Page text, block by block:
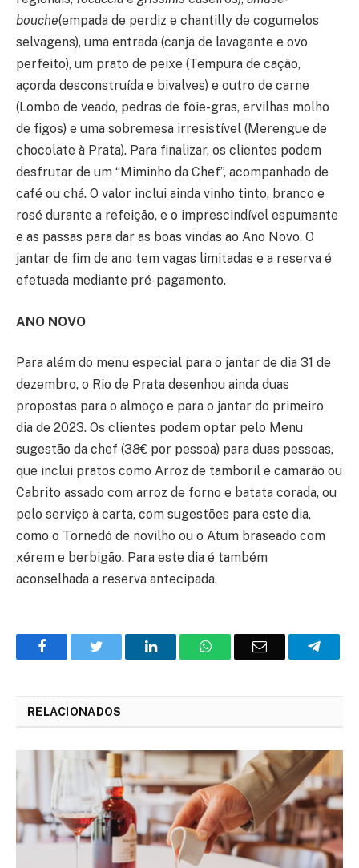
bouche(empada de perdiz e chantilly de cogumelos
selvagens), uma entrada (canja de lavagante e ovo
perfeito), um prato de peixe (Tempura de cação,
açorda desconstruída e bivalves) e outro de carne
(Lombo de veado, pedras de foie-gras, ervilhas molho
de figos) e uma sobremesa irresistível (Merengue de
chocolate à Prata). Para finalizar, os clientes podem
desfrutar de um “Miminho da Chef”, acompanhado de
café ou chá. O valor inclui ainda vinho tinto, branco e
rosé durante a refeição, e o imprescindível espumante
e as passas para dar as boas vindas ao Ano Novo. O
jantar de fim de ano tem vagas limitadas e a reserva é
efetuada mediante pré-pagamento.
ANO NOVO
Para além do menu especial para o jantar de dia 31 de
dezembro, o Rio de Prata desenhou ainda duas
propostas para o almoço e para o jantar do primeiro
dia de 2023. Os clientes podem optar pelo Menu
sugestão da chef (38€ por pessoa) para duas pessoas,
que inclui pratos como Arroz de tamboril e camarão ou
Cabrito assado com arroz de forno e batata corada, ou
pelo serviço à carta, com sugestões para este dia,
como o Tornedó de novilho ou o Atum braseado com
xérem e berbigão. Para este dia é também
aconselhada a reserva antecipada.
FacebookTwitter
O
WhatsAppE-
RELACIONADOS